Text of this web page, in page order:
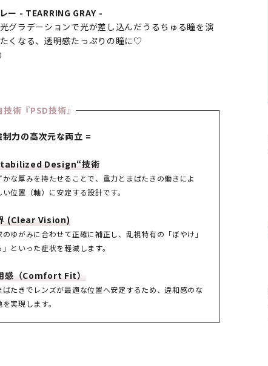
ー - TEARRING GRAY -
グラデーションで光が差し込んだうるちゅる瞳を演
くなる、透明感たっぷりの瞳に♡
術『PSD技術』
力の高次元な両立 =
Design“技術
かな厚みを持たせることで、重力とまばたきの働きによ
位置（軸）に安定する設計です。
(Clear Vision)
ゆがみに合わせて正確に補正し、乱視特有の「ぼやけ」
といった症状を軽減します。
感（Comfort Fit）
たきでレンズが最適な位置へ安定するため、違和感のな
実現します。